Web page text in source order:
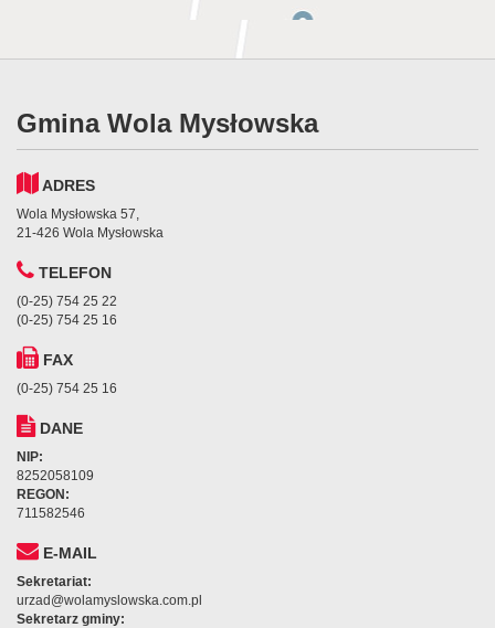
Gmina Wola Mysłowska
ADRES
Wola Mysłowska 57,
21-426 Wola Mysłowska
TELEFON
(0-25) 754 25 22
(0-25) 754 25 16
FAX
(0-25) 754 25 16
DANE
NIP:
8252058109
REGON:
711582546
E-MAIL
Sekretariat:
urzad@wolamyslowska.com.pl
Sekretarz gminy: